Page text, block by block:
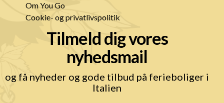
Om You Go
Cookie- og privatlivspolitik
Tilmeld dig vores
nyhedsmail
og få nyheder og gode tilbud på ferieboliger i
Italien